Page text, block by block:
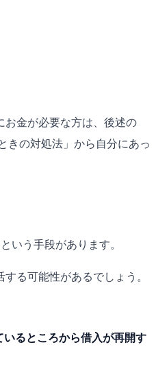
お金が必要な方は、後述の
きの対処法」から自分にあっ
いう手段があります。
る可能性があるでしょう。
るところから借入が再開す